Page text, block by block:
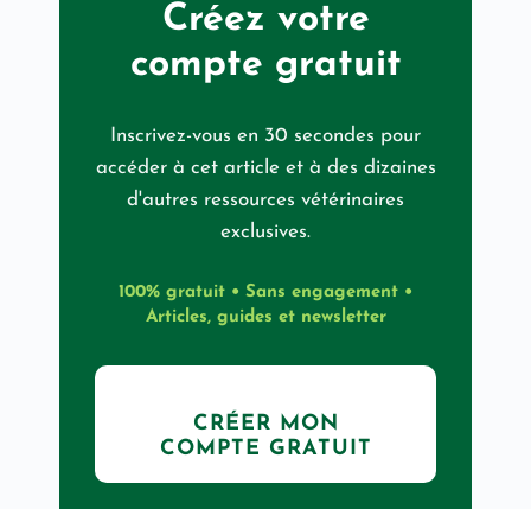
Créez votre
compte gratuit
Inscrivez-vous en 30 secondes pour
accéder à cet article et à des dizaines
d'autres ressources vétérinaires
exclusives.
100% gratuit • Sans engagement •
Articles, guides et newsletter
CRÉER MON
COMPTE GRATUIT